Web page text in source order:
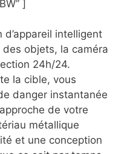
]
intelligent
objets, la caméra
24h/24.
la cible, vous
danger instantanée
de votre
métallique
et une conception